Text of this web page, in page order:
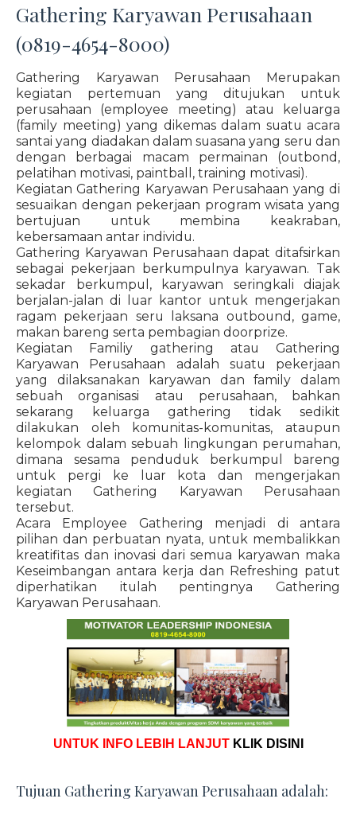
Gathering Karyawan Perusahaan
(0819-4654-8000)
Gathering Karyawan Perusahaan Merupakan
kegiatan pertemuan yang ditujukan untuk
perusahaan (employee meeting) atau keluarga
(family meeting) yang dikemas dalam suatu acara
santai yang diadakan dalam suasana yang seru dan
dengan berbagai macam permainan (outbond,
pelatihan motivasi, paintball, training motivasi).
Kegiatan Gathering Karyawan Perusahaan yang di
sesuaikan dengan pekerjaan program wisata yang
bertujuan untuk membina keakraban,
kebersamaan antar individu.
Gathering Karyawan Perusahaan dapat ditafsirkan
sebagai pekerjaan berkumpulnya karyawan. Tak
sekadar berkumpul, karyawan seringkali diajak
berjalan-jalan di luar kantor untuk mengerjakan
ragam pekerjaan seru laksana outbound, game,
makan bareng serta pembagian doorprize.
Kegiatan Familiy gathering atau Gathering
Karyawan Perusahaan adalah suatu pekerjaan
yang dilaksanakan karyawan dan family dalam
sebuah organisasi atau perusahaan, bahkan
sekarang keluarga gathering tidak sedikit
dilakukan oleh komunitas-komunitas, ataupun
kelompok dalam sebuah lingkungan perumahan,
dimana sesama penduduk berkumpul bareng
untuk pergi ke luar kota dan mengerjakan
kegiatan Gathering Karyawan Perusahaan
tersebut.
Acara Employee Gathering menjadi di antara
pilihan dan perbuatan nyata, untuk membalikkan
kreatifitas dan inovasi dari semua karyawan maka
Keseimbangan antara kerja dan Refreshing patut
diperhatikan itulah pentingnya Gathering
Karyawan Perusahaan.
UNTUK INFO LEBIH LANJUT KLIK DISINI
Tujuan Gathering Karyawan Perusahaan adalah: